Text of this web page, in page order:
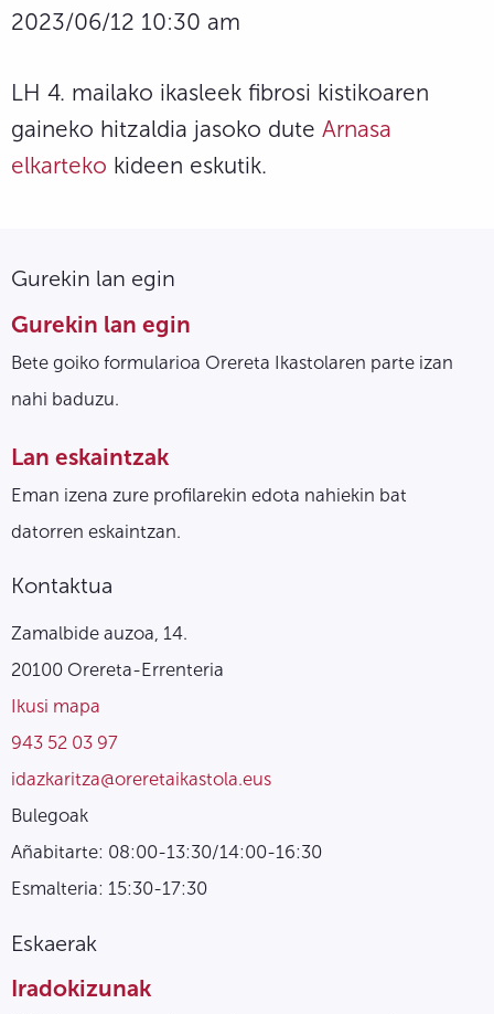
2023/06/12 10:30 am
LH 4. mailako ikasleek fibrosi kistikoaren
gaineko hitzaldia jasoko dute Arnasa
elkarteko kideen eskutik.
Gurekin lan egin
Gurekin lan egin
Bete goiko formularioa Orereta Ikastolaren parte izan
nahi baduzu.
Lan eskaintzak
Eman izena zure profilarekin edota nahiekin bat
datorren eskaintzan.
Kontaktua
Zamalbide auzoa, 14.
20100 Orereta-Errenteria
Ikusi mapa
943 52 03 97
idazkaritza@oreretaikastola.eus
Bulegoak
Añabitarte: 08:00-13:30/14:00-16:30
Esmalteria: 15:30-17:30
Eskaerak
Iradokizunak